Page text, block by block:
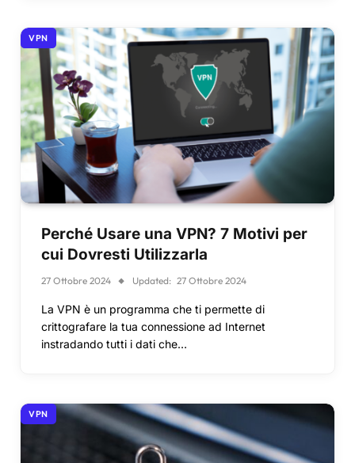
VPN
Perché Usare una VPN? 7 Motivi per
cui Dovresti Utilizzarla
27 Ottobre 2024 Updated: 27 Ottobre 2024
La VPN è un programma che ti permette di
crittografare la tua connessione ad Internet
instradando tutti i dati che…
VPN